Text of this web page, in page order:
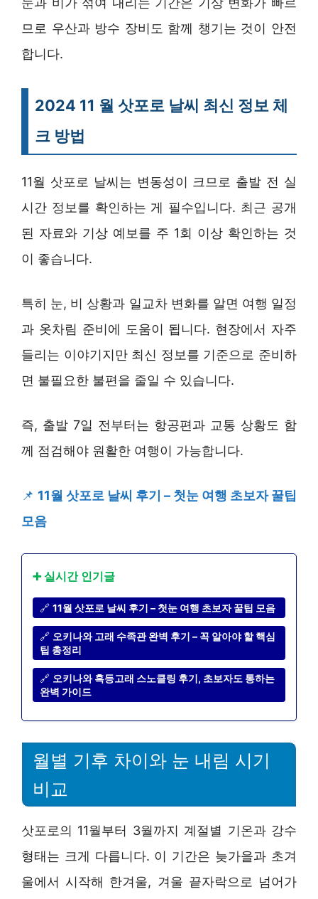
므로 우산과 방수 장비도 함께 챙기는 것이 안전
합니다.
2024 11 월 삿포로 날씨 최신 정보 체
크 방법
11월 삿포로 날씨는 변동성이 크므로 출발 전 실
시간 정보를 확인하는 게 필수입니다. 최근 공개
된 자료와 기상 예보를 주 1회 이상 확인하는 것
이 좋습니다.
특히 눈, 비 상황과 일교차 변화를 알면 여행 일정
과 옷차림 준비에 도움이 됩니다. 현장에서 자주
들리는 이야기지만 최신 정보를 기준으로 준비하
면 불필요한 불편을 줄일 수 있습니다.
즉, 출발 7일 전부터는 항공편과 교통 상황도 함
께 점검해야 원활한 여행이 가능합니다.
📌 11월 삿포로 날씨 후기 – 첫눈 여행 초보자 꿀팁
모음
➕ 실시간 인기글
🔗 11월 삿포로 날씨 후기 – 첫눈 여행 초보자 꿀팁 모음
🔗 오키나와 고래 수족관 완벽 후기 – 꼭 알아야 할 핵심
팁 총정리
🔗 오키나와 혹등고래 스노클링 후기, 초보자도 통하는
완벽 가이드
월별 기후 차이와 눈 내림 시기
비교
삿포로의 11월부터 3월까지 계절별 기온과 강수
형태는 크게 다릅니다. 이 기간은 늦가을과 초겨
울에서 시작해 한겨울, 겨울 끝자락으로 넘어가